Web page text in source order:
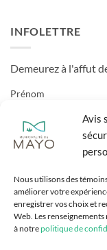
Avis
Nous utilisons des
améliorer votre
enregistrer vos choix et
Web. Les
à notrepolitique de
INFOLETTRE
Demeurez à l'affut
Prénom
Nom
Courriel